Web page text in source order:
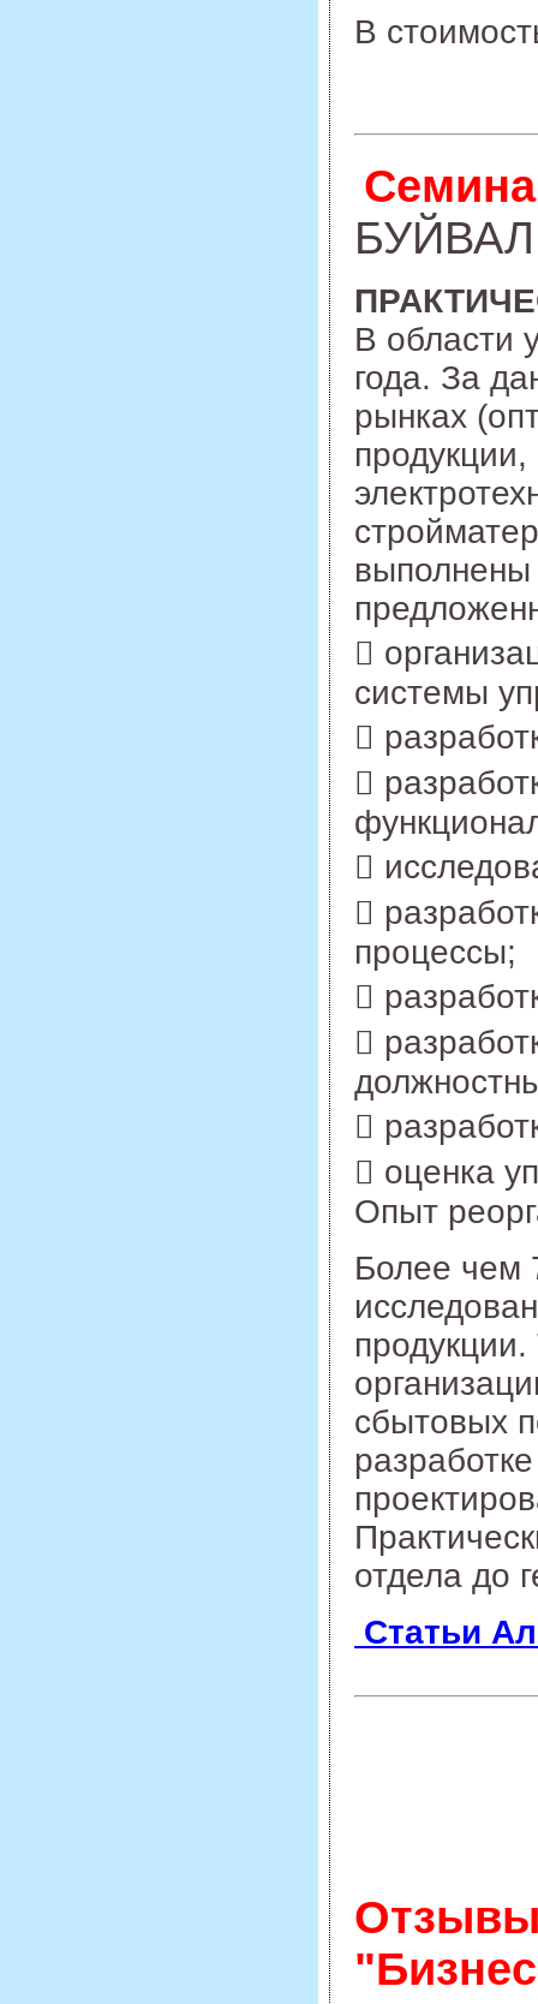
В
В области
года. За
рынках

системы




процессы;



 оценка
Опыт
Более чем
сбытовых
отдела до
Статьи
Отзывы